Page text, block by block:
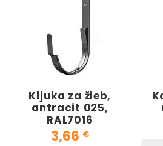
Kljuka za žleb,
antracit 025,
RAL7016
3,66 €